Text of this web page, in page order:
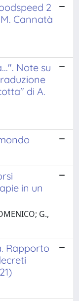
2
Cannatà
Note su
di A.
in un
G.,
Rapporto